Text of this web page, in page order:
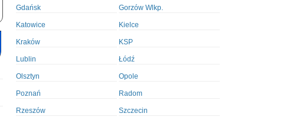
Gdańsk Gorzów Wlkp.
Katowice Kielce
Kraków KSP
Lublin Łódź
Olsztyn Opole
Poznań Radom
Rzeszów Szczecin